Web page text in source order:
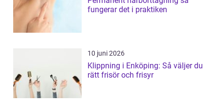
fungerar det i praktiken
10 juni 2026
Klippning i Enköping: Så väljer du
rätt frisör och frisyr